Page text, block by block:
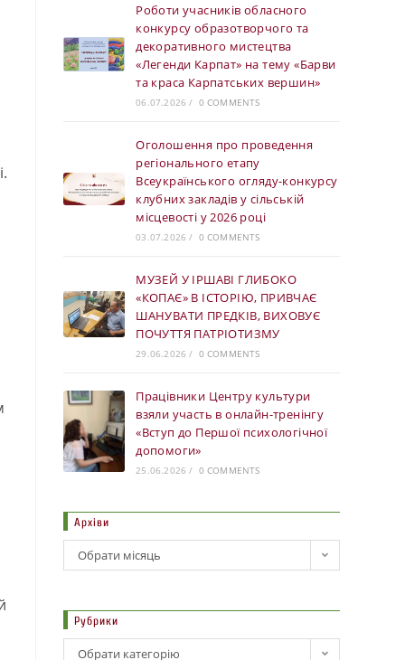
Роботи учасників обласного
конкурсу образотворчого та
декоративного мистецтва
«Легенди Карпат» на тему «Барви
та краса Карпатських вершин»
06.07.2026 / 0 COMMENTS
Оголошення про проведення
регіонального етапу
Всеукраїнського огляду-конкурсу
клубних закладів у сільській
місцевості у 2026 році
03.07.2026 / 0 COMMENTS
МУЗЕЙ У ІРШАВІ ГЛИБОКО
«КОПАЄ» В ІСТОРІЮ, ПРИВЧАЄ
ШАНУВАТИ ПРЕДКІВ, ВИХОВУЄ
ПОЧУТТЯ ПАТРІОТИЗМУ
29.06.2026 / 0 COMMENTS
Працівники Центру культури
взяли участь в онлайн-тренінгу
«Вступ до Першої психологічної
допомоги»
25.06.2026 / 0 COMMENTS
Архіви
Обрати місяць
Рубрики
Обрати категорію